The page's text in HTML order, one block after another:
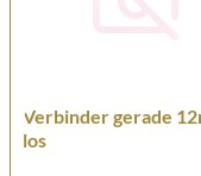
Verbinder gerade
los